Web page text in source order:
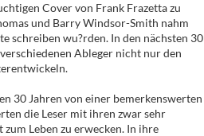
Cover von Frank Frazetta zu
und Barry Windsor-Smith nahm
schreiben wu?rden. In den nächsten 30
Ableger nicht nur den
30 Jahren von einer bemerkenswerten
die Leser mit ihren zwar sehr
Leben zu erwecken. In ihre